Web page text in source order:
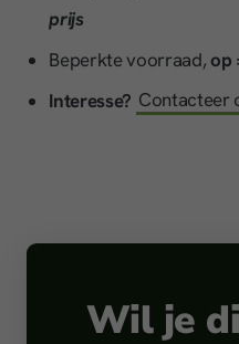
prijs
Beperkte voorraad,op
Interesse? Contacteer
Wil je